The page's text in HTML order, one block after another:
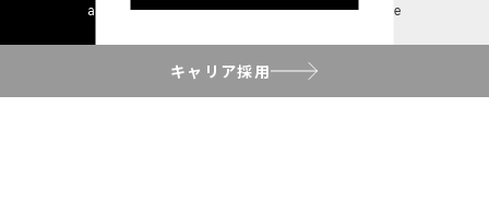
and more and more
キャリア採用